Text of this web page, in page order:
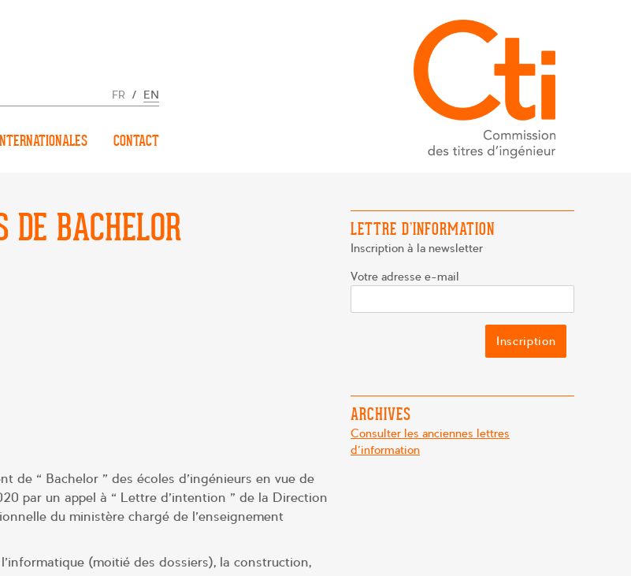
FR / EN
CONTACT
DE BACHELOR
de « Bachelor » des écoles d’ingénieurs en vue de
par un appel à « Lettre d’intention » de la Direction
du ministère chargé de l’enseignement
(moitié des dossiers), la construction,
LETTRE D’INFORMATION
Inscription à la newsletter
Votre adresse e-mail
ARCHIVES
Consulter les anciennes lettres
d'information